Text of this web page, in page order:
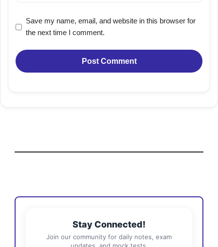
Save my name, email, and website in this browser for
the next time I comment.
Stay Connected!
Join our community for daily notes, exam
updates, and mock tests.